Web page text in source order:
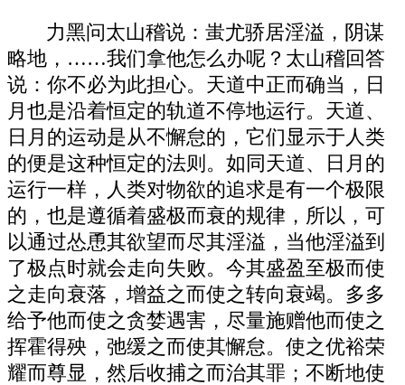
力黑问太山稽说：蚩尤骄居淫溢，阴谋
略地，……我们拿他怎么办呢？太山稽回答
说：你不必为此担心。天道中正而确当，日
月也是沿着恒定的轨道不停地运行。天道、
日月的运动是从不懈怠的，它们显示于人类
的便是这种恒定的法则。如同天道、日月的
运行一样，人类对物欲的追求是有一个极限
的，也是遵循着盛极而衰的规律，所以，可
以通过怂恿其欲望而尽其淫溢，当他淫溢到
了极点时就会走向失败。今其盛盈至极而使
之走向衰落，增益之而使之转向衰竭。多多
给予他而使之贪婪遇害，尽量施赠他而使之
挥霍得殃，弛缓之而使其懈怠。使之优裕荣
耀而尊显，然后收捕之而治其罪；不断地使